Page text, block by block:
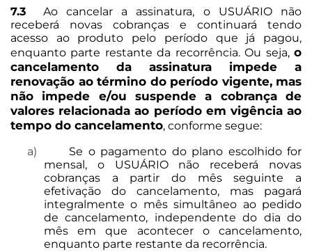
7.3 Ao cancelar a assinatura, o USUÁRIO não
receberá novas cobranças e continuará tendo
acesso ao produto pelo período que já pagou,
enquanto parte restante da recorrência. Ou seja, o
cancelamento da assinatura impede a
renovação ao término do período vigente, mas
não impede e/ou suspende a cobrança de
valores relacionada ao período em vigência ao
tempo do cancelamento, conforme segue:
a)
Se o pagamento do plano escolhido for
mensal, o USUÁRIO não receberá novas
cobranças a partir do mês seguinte a
efetivação do cancelamento, mas pagará
integralmente o mês simultâneo ao pedido
de cancelamento, independente do dia do
mês em que acontecer o cancelamento,
enquanto parte restante da recorrência.